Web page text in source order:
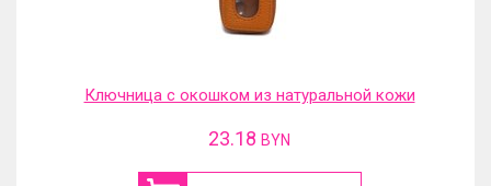
Ключница с окошком из натуральной кожи
23.18 BYN